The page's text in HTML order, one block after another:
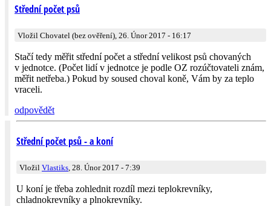
Střední počet psů
Vložil Chovatel (bez ověření), 26. Únor 2017 - 16:17
Stačí tedy měřit střední počet a střední velikost psů chovaných
v jednotce. (Počet lidí v jednotce je podle OZ rozúčtovateli znám,
měřit netřeba.) Pokud by soused choval koně, Vám by za teplo
vraceli.
odpovědět
Střední počet psů - a koní
Vložil Vlastiks, 28. Únor 2017 - 7:39
U koní je třeba zohlednit rozdíl mezi teplokrevníky,
chladnokrevníky a plnokrevníky.